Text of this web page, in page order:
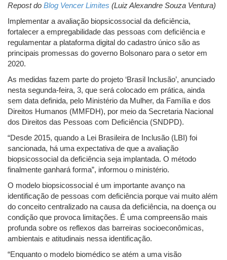
Repost do Blog Vencer Limites (Luiz Alexandre Souza Ventura)
Implementar a avaliação biopsicossocial da deficiência,
fortalecer a empregabilidade das pessoas com deficiência e
regulamentar a plataforma digital do cadastro único são as
principais promessas do governo Bolsonaro para o setor em
2020.
As medidas fazem parte do projeto ‘Brasil Inclusão’, anunciado
nesta segunda-feira, 3, que será colocado em prática, ainda
sem data definida, pelo Ministério da Mulher, da Família e dos
Direitos Humanos (MMFDH), por meio da Secretaria Nacional
dos Direitos das Pessoas com Deficiência (SNDPD).
“Desde 2015, quando a Lei Brasileira de Inclusão (LBI) foi
sancionada, há uma expectativa de que a avaliação
biopsicossocial da deficiência seja implantada. O método
finalmente ganhará forma”, informou o ministério.
O modelo biopsicossocial é um importante avanço na
identificação de pessoas com deficiência porque vai muito além
do conceito centralizado na causa da deficiência, na doença ou
condição que provoca limitações. É uma compreensão mais
profunda sobre os reflexos das barreiras socioeconômicas,
ambientais e atitudinais nessa identificação.
“Enquanto o modelo biomédico se atém a uma visão